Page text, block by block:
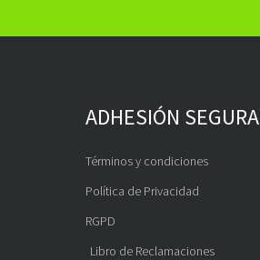
ADHESIÓN SEGURA
Términos y condiciones
Política de Privacidad
RGPD
Libro de Reclamaciones